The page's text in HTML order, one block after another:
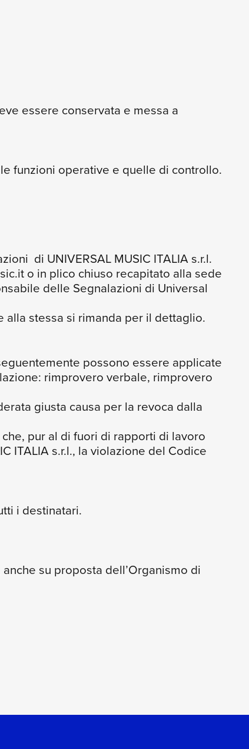
essere conservata e messa a
funzioni operative e quelle di controllo.
di UNIVERSAL MUSIC ITALIA s.r.l.
o in plico chiuso recapitato alla sede
delle Segnalazioni di Universal
stessa si rimanda per il dettaglio.
possono essere applicate
rimprovero verbale, rimprovero
giusta causa per la revoca dalla
pur al di fuori di rapporti di lavoro
ITALIA s.r.l., la violazione del Codice
i destinatari.
su proposta dell’Organismo di